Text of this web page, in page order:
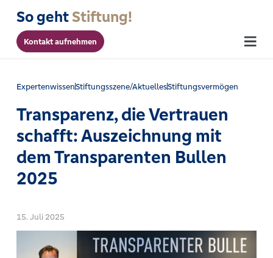
So gehtStiftung!
Kontakt aufnehmen Menu
ExpertenwissenStiftungsszene/AktuellesStiftungsvermögen
Transparenz, die Vertrauen
schafft: Auszeichnung mit
dem Transparenten Bullen
2025
15. Juli 2025